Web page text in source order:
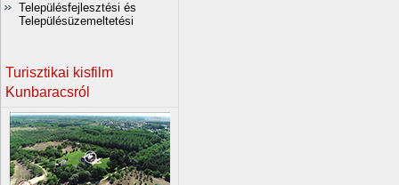
Településfejlesztési és
Településüzemeltetési
Turisztikai kisfilm
Kunbaracsról